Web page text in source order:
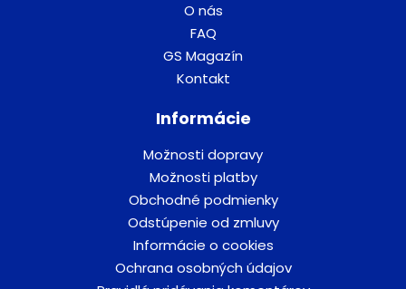
O nás
FAQ
GS Magazín
Kontakt
Informácie
Možnosti dopravy
Možnosti platby
Obchodné podmienky
Odstúpenie od zmluvy
Informácie o cookies
Ochrana osobných údajov